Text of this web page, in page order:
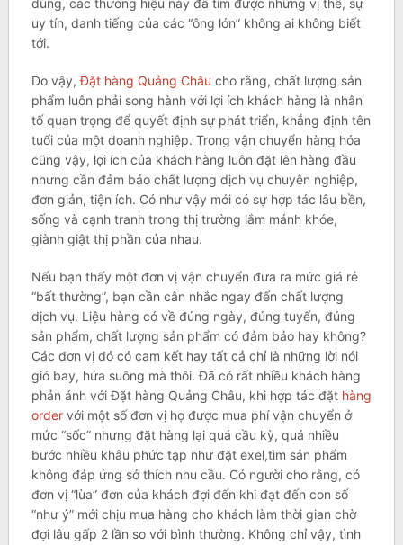
dùng, các thương hiệu này đã tìm được những vị thế, sự
uy tín, danh tiếng của các “ông lớn” không ai không biết
tới.
Do vậy,Đặt hàng Quảng Châu cho rằng, chất lượng sản
phẩm luôn phải song hành với lợi ích khách hàng là nhân
tố quan trọng để quyết định sự phát triển, khẳng định tên
tuổi của một doanh nghiệp. Trong vận chuyển hàng hóa
cũng vậy, lợi ích của khách hàng luôn đặt lên hàng đầu
nhưng cần đảm bảo chất lượng dịch vụ chuyên nghiệp,
đơn giản, tiện ích. Có như vậy mới có sự hợp tác lâu bền,
sống và cạnh tranh trong thị trường lắm mánh khóe,
giành giật thị phần của nhau.
Nếu bạn thấy một đơn vị vận chuyển đưa ra mức giá rẻ
“bất thường”, bạn cần cân nhắc ngay đến chất lượng
dịch vụ. Liệu hàng có về đúng ngày, đúng tuyến, đúng
sản phẩm, chất lượng sản phẩm có đảm bảo hay không?
Các đơn vị đó có cam kết hay tất cả chỉ là những lời nói
gió bay, hứa suông mà thôi. Đã có rất nhiều khách hàng
phản ánh với Đặt hàng Quảng Châu, khi hợp tác đặt hàng
ordervới một số đơn vị họ được mua phí vận chuyển ở
mức “sốc” nhưng đặt hàng lại quá cầu kỳ, quá nhiều
bước nhiều khâu phức tạp như đặt exel,tìm sản phẩm
không đáp ứng sở thích nhu cầu. Có người cho rằng, có
đơn vị “lùa” đơn của khách đợi đến khi đạt đến con số
“như ý” mới chịu mua hàng cho khách làm thời gian chờ
đợi lâu gấp 2 lần so với bình thường. Không chỉ vậy, tình